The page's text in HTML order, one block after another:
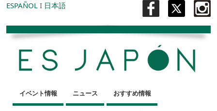
ESPAÑOL I 日本語
イベント情報 ニュース おすすめ情報